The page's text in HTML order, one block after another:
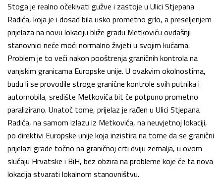
Stoga je realno očekivati gužve i zastoje u Ulici Stjepana
Radića, koja je i dosad bila usko prometno grlo, a preseljenjem
prijelaza na novu lokaciju bliže gradu Metkoviću ovdašnji
stanovnici neće moći normalno živjeti u svojim kućama.
Problem je to veći nakon pooštrenja graničnih kontrola na
vanjskim granicama Europske unije. U ovakvim okolnostima,
budu li se provodile stroge granične kontrole svih putnika i
automobila, središte Metkovića bit će potpuno prometno
paralizirano. Unatoč tome, prijelaz je rađen u Ulici Stjepana
Radića, na samom izlazu iz Metkovića, na neuvjetnoj lokaciji,
po direktivi Europske unije koja inzistira na tome da se granični
prijelazi grade točno na graničnoj crti dviju zemalja, u ovom
slučaju Hrvatske i BiH, bez obzira na probleme koje će ta nova
lokacija stvarati lokalnom stanovništvu.